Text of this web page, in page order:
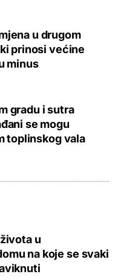
u drugom
prinosi većine
minus
gradu i sutra
se mogu
toplinskog vala
u
na koje se svaki